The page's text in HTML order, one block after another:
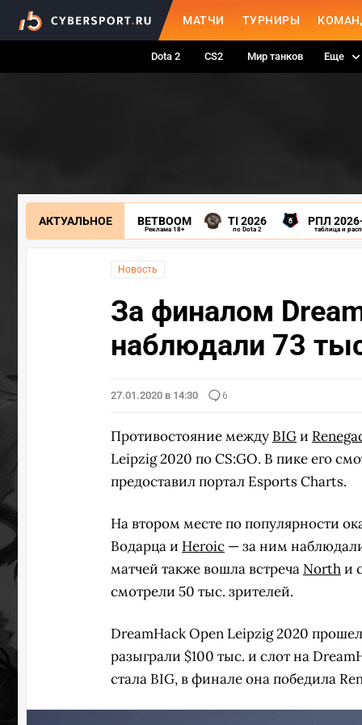
МАТЧИ ТУРНИРЫ
Dota 2 CS2 Мир танков Еще
АКТУАЛЬНОЕ BETBOOM
Реклама 18+
TI 2026
по Dota 2
РПЛ
таблица и
Новость
За финалом
наблюдали 73
27.01.2020 в 14:30 6
Противостояние между BIGи
Leipzig 2020 по CS:GO. В пике его
предоставил портал Esports Charts.
На втором месте по популярности
Водарца и Heroic — за ним
матчей также вошла встреча Northи
смотрели 50 тыс. зрителей.
DreamHack Open Leipzig 2020
разыграли $100 тыс. и слот на
стала BIG, в финале она победила